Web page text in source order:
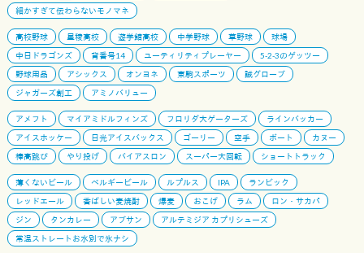
細かすぎて伝わらないモノマネ
高校野球 星稜高校 遊学館高校 中学野球 草野球
球場
中日ドラゴンズ
背番号14 ユーティリティプレーヤー
5-2-3のゲッツー
野球用品
アシックス オンヨネ 東駒スポーツ
誠グローブ
ジャガーズ創工
アミノバリュー
アメフト マイアミドルフィンズ フロリダ大ゲーターズ
ラインバッカー
アイスホッケー
日光アイスバックス ゴーリー 空手 ボート
カヌー
棒高跳び
やり投げ バイアスロン スーパー大回転 ショートトラック
薄くないビール ベルギービール ルプルス IPA
ランビック
レッドエール
香ばしい麦焼酎 爆麦 おこげ ラム
ロン・サカパ
ジン
タンカレー アブサン
アルテミジア カプリシューズ
常温ストレートお水別で氷ナシ